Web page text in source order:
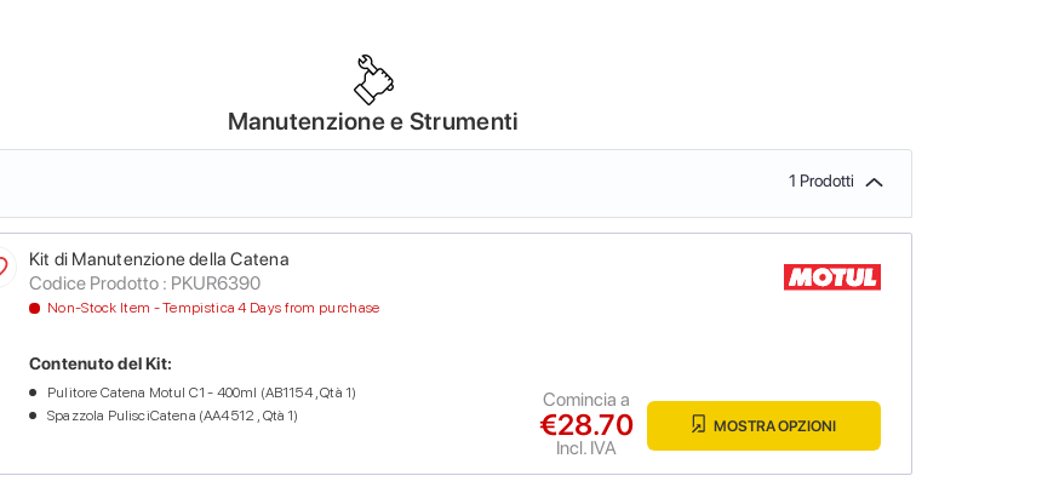
Manutenzione e Strumenti
1 Prodotti
Kit di Manutenzione della Catena
Codice Prodotto : PKUR6390
Non-Stock Item - Tempistica 4 Days from purchase
Contenuto del Kit:
Pulitore Catena Motul C1 - 400ml (AB1154 , Qtà 1)
Spazzola PulisciCatena (AA4512 , Qtà 1)
€28.70
Incl. IVA
Comincia a
MOSTRA OPZIONI